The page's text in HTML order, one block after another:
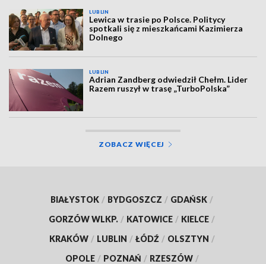
LUBLIN
Lewica w trasie po Polsce. Politycy
spotkali się z mieszkańcami Kazimierza
Dolnego
LUBLIN
Adrian Zandberg odwiedził Chełm. Lider
Razem ruszył w trasę „TurboPolska”
ZOBACZ WIĘCEJ
BIAŁYSTOK / BYDGOSZCZ / GDAŃSK /
GORZÓW WLKP. / KATOWICE / KIELCE /
KRAKÓW / LUBLIN / ŁÓDŹ / OLSZTYN /
OPOLE / POZNAŃ / RZESZÓW /